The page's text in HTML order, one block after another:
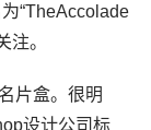
“TheAccolade
注。
片盒。很明
设计公司标